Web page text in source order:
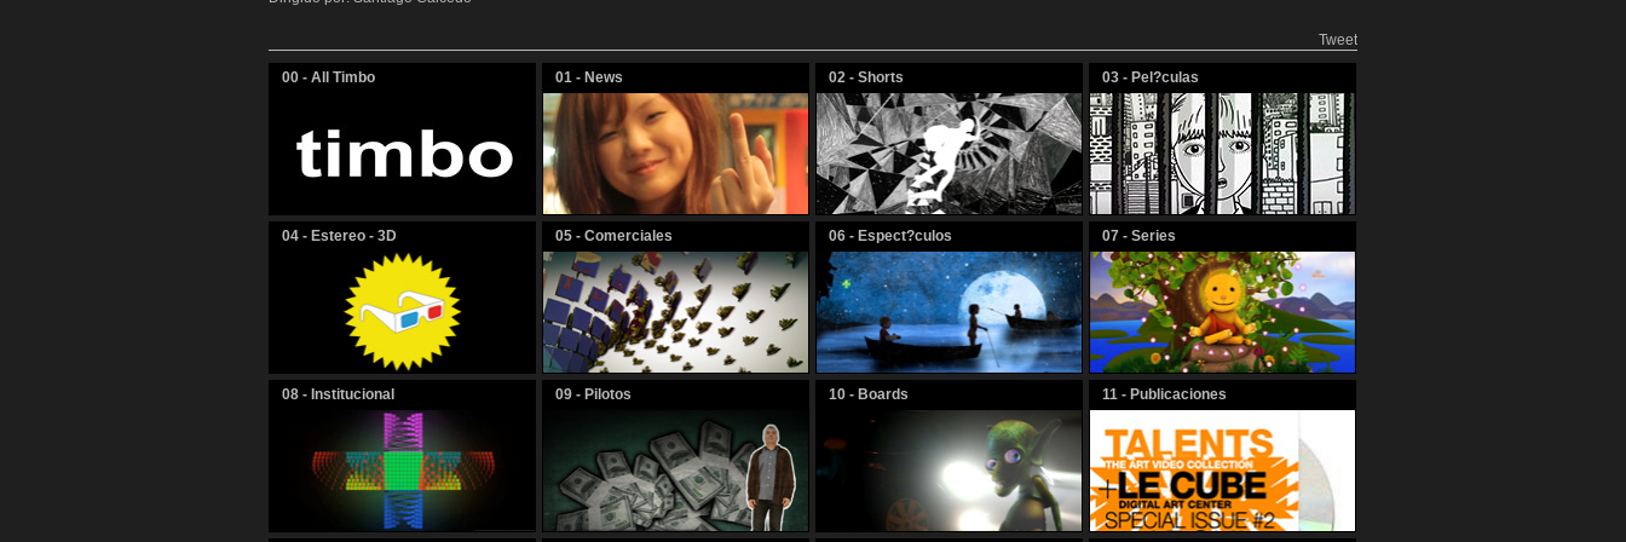
Tweet
00 - All Timbo 01 - News 02 - Shorts 03 - Pel?culas
04 - Estereo - 3D 05 - Comerciales 06 - Espect?culos 07 - Series
08 - Institucional 09 - Pilotos 10 - Boards 11 - Publicaciones